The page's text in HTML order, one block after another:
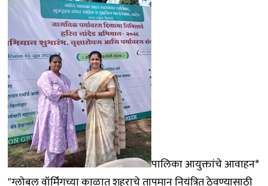
पालिका आयुक्तांचे आवाहन*
"ग्लोबल वॉर्मिंगच्या काळात शहराचे तापमान नियंत्रित ठेवण्यासाठी